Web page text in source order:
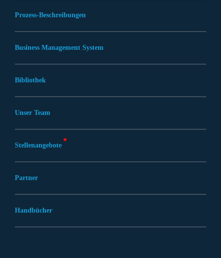
Prozess-Beschreibungen
Business Management System
Bibliothek
Unser Team
Stellenangebote
Partner
Handbücher